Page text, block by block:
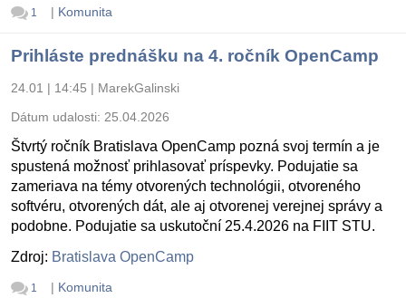
1 | Komunita
Prihláste prednášku na 4. ročník OpenCamp
24.01 | 14:45 | MarekGalinski
Dátum udalosti: 25.04.2026
Štvrtý ročník Bratislava OpenCamp pozná svoj termín a je
spustená možnosť prihlasovať príspevky. Podujatie sa
zameriava na témy otvorených technológii, otvoreného
softvéru, otvorených dát, ale aj otvorenej verejnej správy a
podobne. Podujatie sa uskutoční 25.4.2026 na FIIT STU.
Zdroj: Bratislava OpenCamp
1 | Komunita